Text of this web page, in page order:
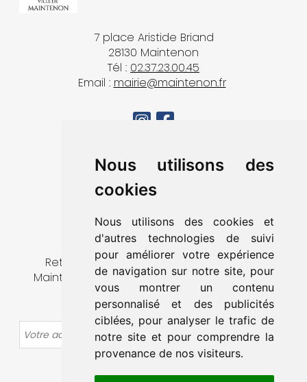
Nous utilisons des
cookies
Nous utilisons des cookies et
d'autres technologies de suivi
pour améliorer votre expérience
de navigation sur notre site, pour
vous montrer un contenu
personnalisé et des publicités
ciblées, pour analyser le trafic de
notre site et pour comprendre la
provenance de nos visiteurs.
7 place Aristide Briand
28130 Maintenon
Tél : 02.37.23.00.45
Email : mairie@maintenon.fr
MA VILLE
VIVRE À MAINTENON
DÉCOUVRIR & SORTIR
CONTACT
Retrouvez toute l’actualité de la ville de
Maintenon en vous abonnant à notre lettre
d’information.
OK